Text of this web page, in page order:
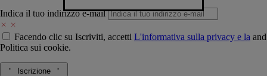
Indica il tuo indirizzo e-mail
Facendo clic su Iscriviti, accetti L'informativa sulla privacy e la and
Politica sui cookie.
Iscrizione